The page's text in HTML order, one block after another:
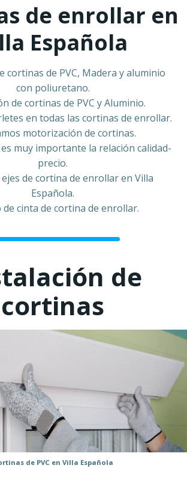
de enrollar en
Española
cortinas de PVC, Madera y aluminio
con poliuretano.
de cortinas de PVC y Aluminio.
en todas las cortinas de enrollar.
motorización de cortinas.
muy importante la relación calidad-
precio.
de cortina de enrollar en Villa
Española.
de cinta de cortina de enrollar.
de
cortinas
de PVC en Villa Española